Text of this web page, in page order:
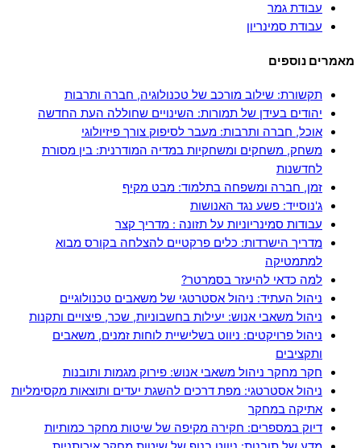
עבודת גמר
עבודת סמינריון
מאמרים נוספים
תקשורת: שילוב מורכב של טכנולוגיה, חברה ותרבות
יהודים בעידן של תמורות: השינויים שחוללה העת החדשה
אוכל, חברה ותרבות: מעבר לסיפוק צורך פיזיולוגי
משחק, משחקים ומשחקיות במדיה המודרנית: בין מסורת
לחדשנות
זמן, חברה ומשפחה בתלמוד: מבט מקיף
ג'נוסייד: פשע נגד האנושות
עבודות סמינריוניות על תזונה : מדריך קצר
מדריך הישרדות: כלים פרקטיים להצלחה בקורס מבוא
למתמטיקה
למה כדאי להיעזר בסמרטר?
ניהול העתיד: ניהול אסטרטגי של משאבים טכנולוגיים
ניהול משאבי אנוש: יעילות בחשבוניות, שכר, פיצויים ותקנות
ניהול פרויקטים: ניווט בשלישיית לוחות זמנים, משאבים
ותקציבים
חקר מחקר ניהול משאבי אנוש: פירוק מגמות ותובנות
ניהול אסטרטגי: מפת דרכים להשגת יעדים ותוצאות מקסימליות
אתיקה במחקר
דיוק במספרים: חקירה מקיפה של שיטות מחקר כמותיות